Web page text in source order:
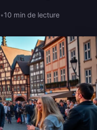
•10 min de lecture